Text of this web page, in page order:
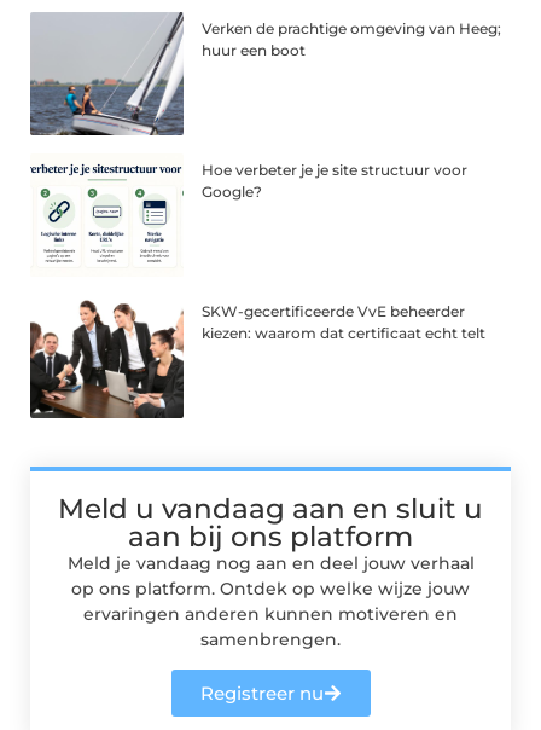
Verken de prachtige omgeving van Heeg;
huur een boot
Hoe verbeter je je site structuur voor
Google?
SKW-gecertificeerde VvE beheerder
kiezen: waarom dat certificaat echt telt
Meld u vandaag aan en sluit u
aan bij ons platform
Meld je vandaag nog aan en deel jouw verhaal
op ons platform. Ontdek op welke wijze jouw
ervaringen anderen kunnen motiveren en
samenbrengen.
Registreer nu